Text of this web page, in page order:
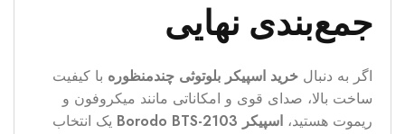
جمع‌بندی نهایی
اگر به دنبال خرید اسپیکر بلوتوثی چندمنظوره با کیفیت
ساخت بالا، صدای قوی و امکاناتی مانند میکروفون و
ریموت هستید، اسپیکر Borodo BTS-2103
یک انتخاب